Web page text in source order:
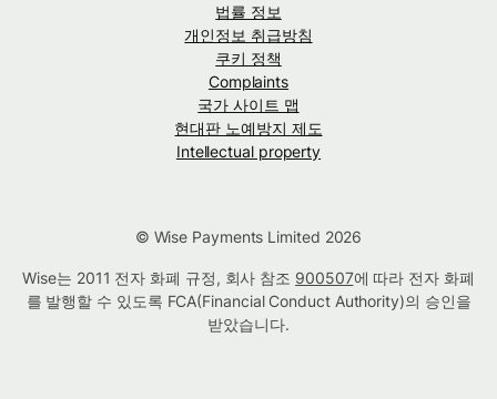
법률 정보
개인정보 취급방침
쿠키 정책
Complaints
국가 사이트 맵
현대판 노예방지 제도
Intellectual property
© Wise Payments Limited 2026
Wise는 2011 전자 화폐 규정, 회사 참조 900507에 따라 전자 화폐
를 발행할 수 있도록 FCA(Financial Conduct Authority)의 승인을
받았습니다.